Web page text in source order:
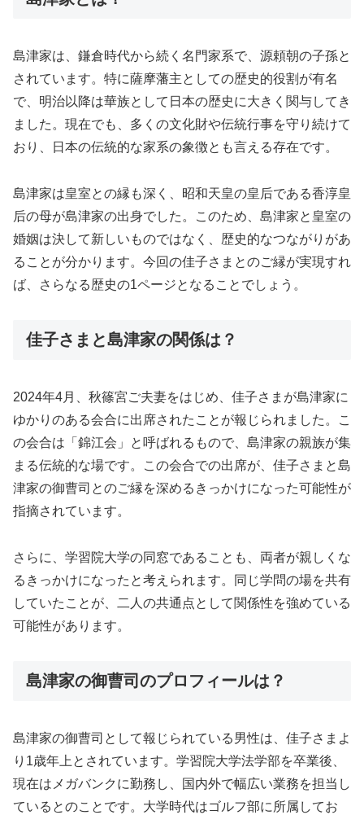
島津家は、鎌倉時代から続く名門家系で、源頼朝の子孫と
されています。特に薩摩藩主としての歴史的役割が有名
で、明治以降は華族として日本の歴史に大きく関与してき
ました。現在でも、多くの文化財や伝統行事を守り続けて
おり、日本の伝統的な家系の象徴とも言える存在です。
島津家は皇室との縁も深く、昭和天皇の皇后である香淳皇
后の母が島津家の出身でした。このため、島津家と皇室の
婚姻は決して新しいものではなく、歴史的なつながりがあ
ることが分かります。今回の佳子さまとのご縁が実現すれ
ば、さらなる歴史の1ページとなることでしょう。
佳子さまと島津家の関係は？
2024年4月、秋篠宮ご夫妻をはじめ、佳子さまが島津家に
ゆかりのある会合に出席されたことが報じられました。こ
の会合は「錦江会」と呼ばれるもので、島津家の親族が集
まる伝統的な場です。この会合での出席が、佳子さまと島
津家の御曹司とのご縁を深めるきっかけになった可能性が
指摘されています。
さらに、学習院大学の同窓であることも、両者が親しくな
るきっかけになったと考えられます。同じ学問の場を共有
していたことが、二人の共通点として関係性を強めている
可能性があります。
島津家の御曹司のプロフィールは？
島津家の御曹司として報じられている男性は、佳子さまよ
り1歳年上とされています。学習院大学法学部を卒業後、
現在はメガバンクに勤務し、国内外で幅広い業務を担当し
ているとのことです。大学時代はゴルフ部に所属してお